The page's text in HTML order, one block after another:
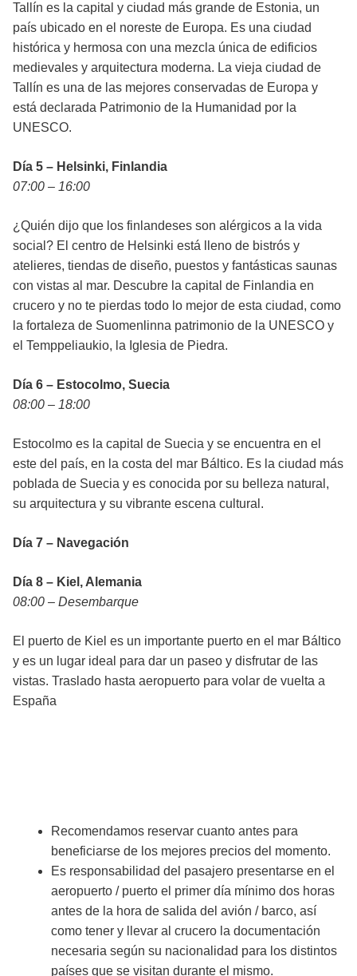
Tallín es la capital y ciudad más grande de Estonia, un
país ubicado en el noreste de Europa. Es una ciudad
histórica y hermosa con una mezcla única de edificios
medievales y arquitectura moderna. La vieja ciudad de
Tallín es una de las mejores conservadas de Europa y
está declarada Patrimonio de la Humanidad por la
UNESCO.
Día 5 – Helsinki, Finlandia
07:00 – 16:00
¿Quién dijo que los finlandeses son alérgicos a la vida
social? El centro de Helsinki está lleno de bistrós y
atelieres, tiendas de diseño, puestos y fantásticas saunas
con vistas al mar. Descubre la capital de Finlandia en
crucero y no te pierdas todo lo mejor de esta ciudad, como
la fortaleza de Suomenlinna patrimonio de la UNESCO y
el Temppeliaukio, la Iglesia de Piedra.
Día 6 – Estocolmo, Suecia
08:00 – 18:00
Estocolmo es la capital de Suecia y se encuentra en el
este del país, en la costa del mar Báltico. Es la ciudad más
poblada de Suecia y es conocida por su belleza natural,
su arquitectura y su vibrante escena cultural.
Día 7 – Navegación
Día 8 – Kiel, Alemania
08:00 – Desembarque
El puerto de Kiel es un importante puerto en el mar Báltico
y es un lugar ideal para dar un paseo y disfrutar de las
vistas. Traslado hasta aeropuerto para volar de vuelta a
España
Recomendamos reservar cuanto antes para
beneficiarse de los mejores precios del momento.
Es responsabilidad del pasajero presentarse en el
aeropuerto / puerto el primer día mínimo dos horas
antes de la hora de salida del avión / barco, así
como tener y llevar al crucero la documentación
necesaria según su nacionalidad para los distintos
países que se visitan durante el mismo.